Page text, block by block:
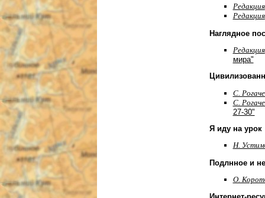
Редакция
Редакция
Наглядное
Редакция
мира"
С.
С.
27-30"
Я иду на урок
Н.
Подлнное и
О.